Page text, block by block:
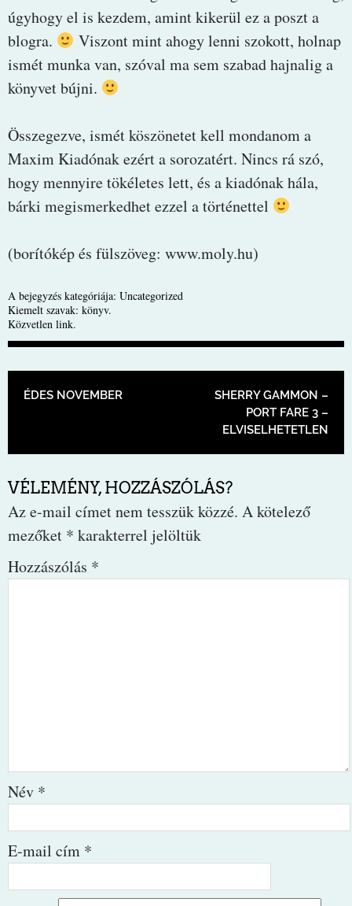
úgyhogy el is kezdem, amint kikerül ez a poszt a
blogra.
Viszont mint ahogy lenni szokott, holnap
ismét munka van, szóval ma sem szabad hajnalig a
könyvet bújni.
Összegezve, ismét köszönetet kell mondanom a
Maxim Kiadónak ezért a sorozatért. Nincs rá szó,
hogy mennyire tökéletes lett, és a kiadónak hála,
bárki megismerkedhet ezzel a történettel
(borítókép és fülszöveg: www.moly.hu)
A bejegyzés kategóriája: Uncategorized
Kiemelt szavak: könyv.
Közvetlen link.
BEJEGYZÉS NAVIGÁCIÓ
ÉDES NOVEMBER
SHERRY GAMMON –
PORT FARE 3 –
ELVISELHETETLEN
VÉLEMÉNY, HOZZÁSZÓLÁS?
Az e-mail címet nem tesszük közzé. A kötelező
mezőket * karakterrel jelöltük
Hozzászólás *
Név *
E-mail cím *